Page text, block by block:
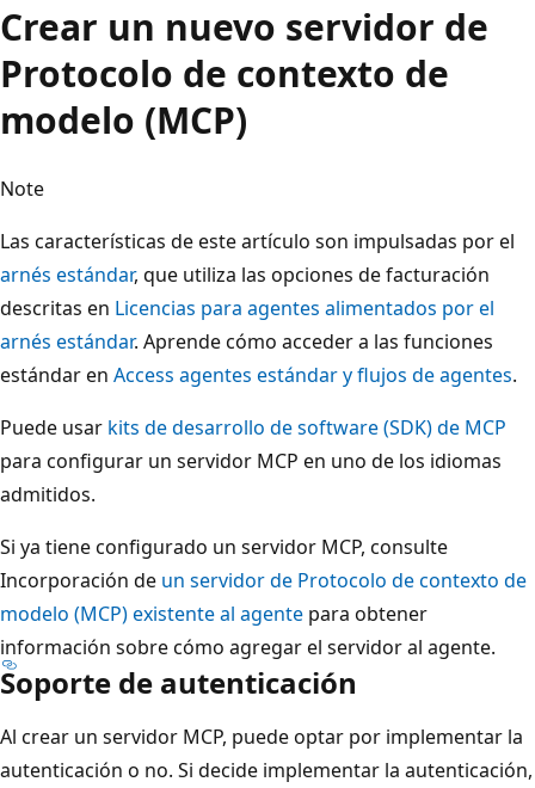
Crear un nuevo servidor de
Protocolo de contexto de
modelo (MCP)
Note
Las características de este artículo son impulsadas por el
arnés estándar, que utiliza las opciones de facturación
descritas en Licencias para agentes alimentados por el
arnés estándar. Aprende cómo acceder a las funciones
estándar en Access agentes estándar y flujos de agentes.
Puede usar kits de desarrollo de software (SDK) de MCP
para configurar un servidor MCP en uno de los idiomas
admitidos.
Si ya tiene configurado un servidor MCP, consulte
Incorporación de un servidor de Protocolo de contexto de
modelo (MCP) existente al agente para obtener
información sobre cómo agregar el servidor al agente.
Soporte de autenticación
Al crear un servidor MCP, puede optar por implementar la
autenticación o no. Si decide implementar la autenticación,